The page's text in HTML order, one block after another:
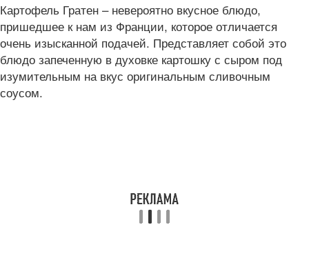
Картофель Гратен – невероятно вкусное блюдо,
пришедшее к нам из Франции, которое отличается
очень изысканной подачей. Представляет собой это
блюдо запеченную в духовке картошку с сыром под
изумительным на вкус оригинальным сливочным
соусом.